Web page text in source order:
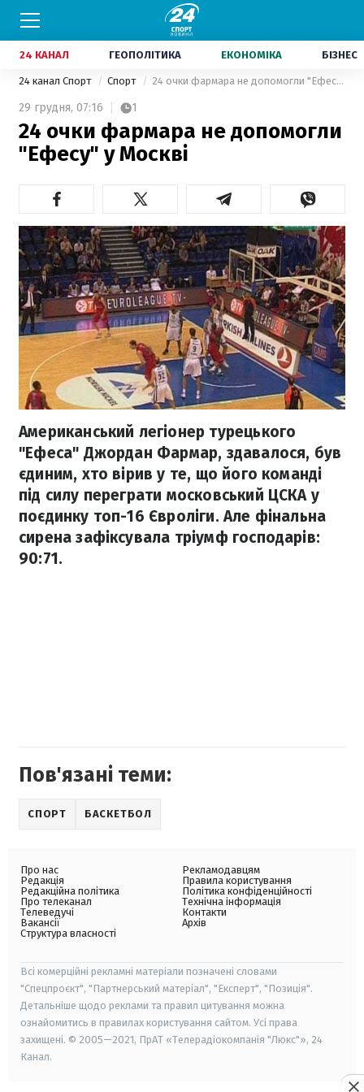
24 КАНАЛ ГЕОПОЛІТИКА ЕКОНОМІКА БІЗНЕС
24 канал Спорт Спорт 24 очки фармара не допомогли "Ефесу" у Москві
29 грудня, 07:16 1
24 очки фармара не допомогли
"Ефесу" у Москві
Американський легіонер турецького
"Ефеса" Джордан Фармар, здавалося, був
єдиним, хто вірив у те, що його команді
під силу переграти московський ЦСКА у
поєдинку топ-16 Євроліги. Але фінальна
сирена зафіксувала тріумф господарів:
90:71.
Пов'язані теми:
СПОРТ БАСКЕТБОЛ
Про нас
Редакція
Редакційна політика
Про телеканал
Телеведучі
Вакансії
Структура власності
Рекламодавцям
Правила користування
Політика конфіденційності
Технічна інформація
Контакти
Архів
Всі комерційні рекламні матеріали позначені словами
"Спецпроєкт", "Партнерський матеріал", "Експерт", "Позиція".
Детальніше щодо реклами та правил цитування можна
ознайомитись в правилах користування сайтом. Усі права
захищені. © 2005—2021, ПрАТ «Телерадіокомпанія "Люкс"», 24
Канал.